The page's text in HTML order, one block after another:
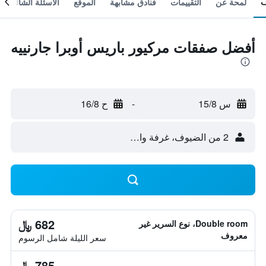
أفضل صفقات مركيور باريس أوبرا جارنييه
س 15/8 - ح 16/8
2 من الضيوف، غرفة واحدة
Double room، نوع السرير غير
معروف
682 ﷼
سعر الليلة شامل الرسوم